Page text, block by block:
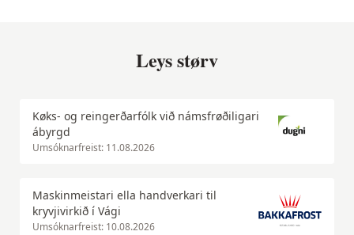
Leys størv
Køks- og reingerðarfólk við námsfrøðiligari
ábyrgd
Umsóknarfreist: 11.08.2026
Maskinmeistari ella handverkari til
kryvjivirkið í Vági
Umsóknarfreist: 10.08.2026